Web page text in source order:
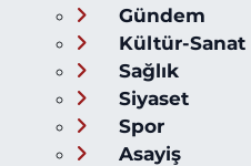
Gündem
Kültür-Sanat
Sağlık
Siyaset
Spor
Asayiş